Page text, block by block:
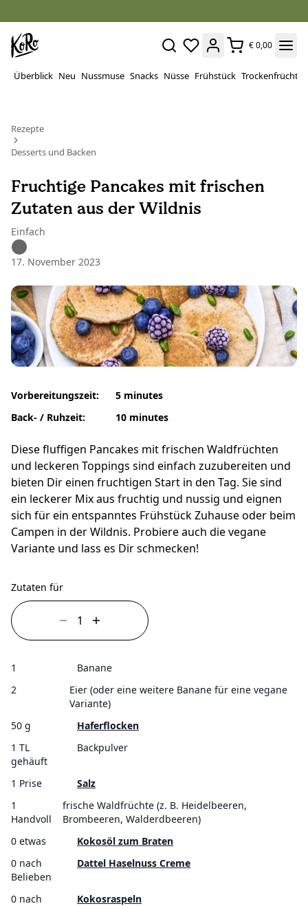
€ 0,00
Überblick Neu Nussmuse Snacks Nüsse Frühstück Trockenfrüchte
Rezepte
Desserts und Backen
Fruchtige Pancakes mit frischen
Zutaten aus der Wildnis
Einfach
17. November 2023
Vorbereitungszeit:
Back- / Ruhzeit:
5 minutes
10 minutes
Diese fluffigen Pancakes mit frischen Waldfrüchten
und leckeren Toppings sind einfach zuzubereiten und
bieten Dir einen fruchtigen Start in den Tag. Sie sind
ein leckerer Mix aus fruchtig und nussig und eignen
sich für ein entspanntes Frühstück Zuhause oder beim
Campen in der Wildnis. Probiere auch die vegane
Variante und lass es Dir schmecken!
Zutaten für
1
Banane
2
Eier (oder eine weitere Banane für eine vegane
Variante)
50 g
Haferflocken
1 TL
gehäuft
Backpulver
1 Prise
Salz
1
Handvoll
frische Waldfrüchte (z. B. Heidelbeeren,
Brombeeren, Walderdbeeren)
0 etwas
Kokosöl zum Braten
0 nach
Belieben
Dattel Haselnuss Creme
0 nach
Kokosraspeln